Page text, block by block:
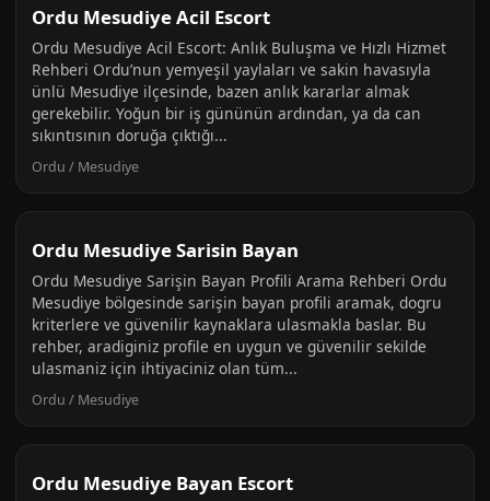
Ordu Mesudiye Acil Escort
Ordu Mesudiye Acil Escort: Anlık Buluşma ve Hızlı Hizmet
Rehberi Ordu’nun yemyeşil yaylaları ve sakin havasıyla
ünlü Mesudiye ilçesinde, bazen anlık kararlar almak
gerekebilir. Yoğun bir iş gününün ardından, ya da can
sıkıntısının doruğa çıktığı...
Ordu / Mesudiye
Ordu Mesudiye Sarisin Bayan
Ordu Mesudiye Sarişin Bayan Profili Arama Rehberi Ordu
Mesudiye bölgesinde sarişin bayan profili aramak, dogru
kriterlere ve güvenilir kaynaklara ulasmakla baslar. Bu
rehber, aradiginiz profile en uygun ve güvenilir sekilde
ulasmaniz için ihtiyaciniz olan tüm...
Ordu / Mesudiye
Ordu Mesudiye Bayan Escort